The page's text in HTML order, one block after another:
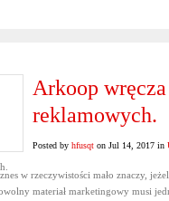
Arkoop
reklamowych.
Posted by hfusqt on Jul 14, 2017 in
w rzeczywistości mało znaczy,
materiał marketingowy musi